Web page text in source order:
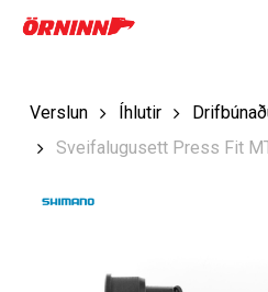
Fara
Verslun Íhlutir
Sveifalugusett Press Fit